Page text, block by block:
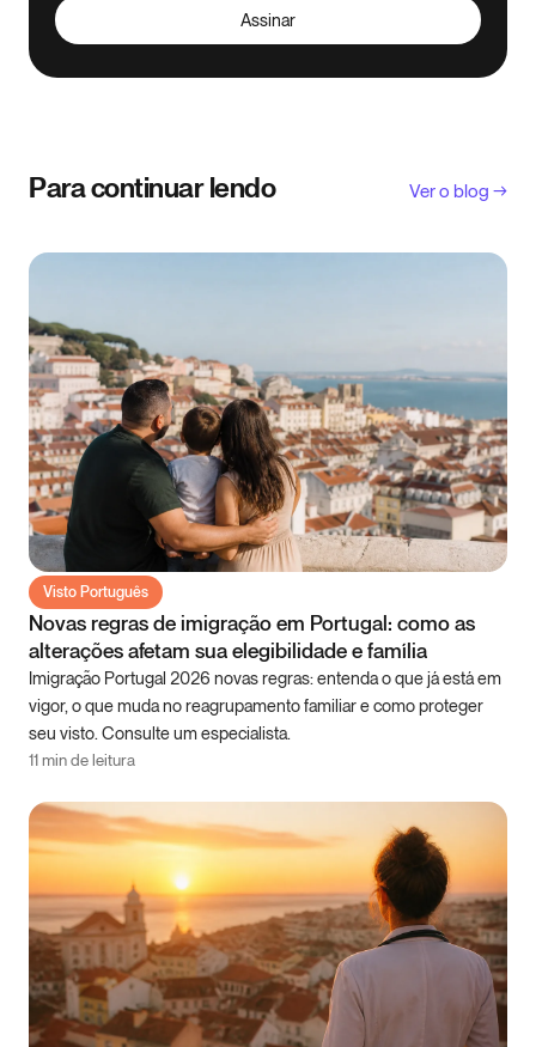
Assinar
Para continuar lendo Ver o blog →
Visto Português
Novas regras de imigração em Portugal: como as
alterações afetam sua elegibilidade e família
Imigração Portugal 2026 novas regras: entenda o que já está em
vigor, o que muda no reagrupamento familiar e como proteger
seu visto. Consulte um especialista.
11 min de leitura